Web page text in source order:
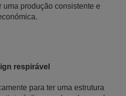
uma produção consistente e
respirável
para ter uma estrutura